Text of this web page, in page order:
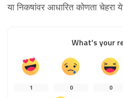
या निकषांवर आधारित कोणता चेहरा
What’s your
1 0 0